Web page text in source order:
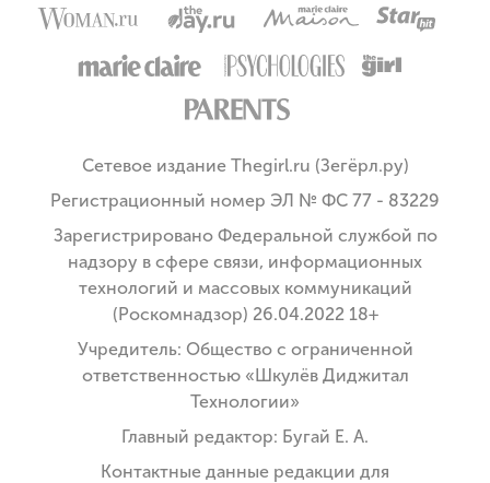
Сетевое издание Thegirl.ru (Зегёрл.ру)
Регистрационный номер ЭЛ № ФС 77 - 83229
Зарегистрировано Федеральной службой по
надзору в сфере связи, информационных
технологий и массовых коммуникаций
(Роскомнадзор) 26.04.2022 18+
Учредитель: Общество с ограниченной
ответственностью «Шкулёв Диджитал
Технологии»
Главный редактор: Бугай Е. А.
Контактные данные редакции для